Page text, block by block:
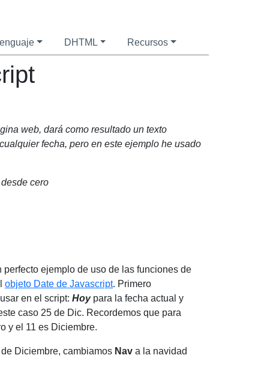
DHTML Recursos
web, dará como resultado un texto
fecha, pero en este ejemplo he usado
cero
perfecto ejemplo de uso de las funciones de
objeto Date de Javascript. Primero
en el script: Hoypara la fecha actual y
caso 25 de Dic. Recordemos que para
y el 11 es Diciembre.
Diciembre, cambiamos Nav a la navidad